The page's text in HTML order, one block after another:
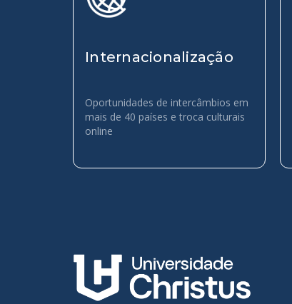
Internacionalização
Oportunidades de intercâmbios em
mais de 40 países e troca culturais
online